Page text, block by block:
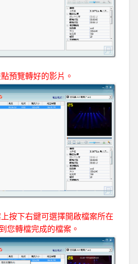
預覽轉好的影片。
按下右鍵可選擇開啟檔案所在
您轉檔完成的檔案。